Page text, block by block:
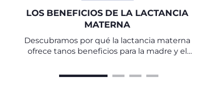
LOS BENEFICIOS DE LA LACTANCIA
MATERNA
Descubramos por qué la lactancia materna
ofrece tanos beneficios para la madre y el